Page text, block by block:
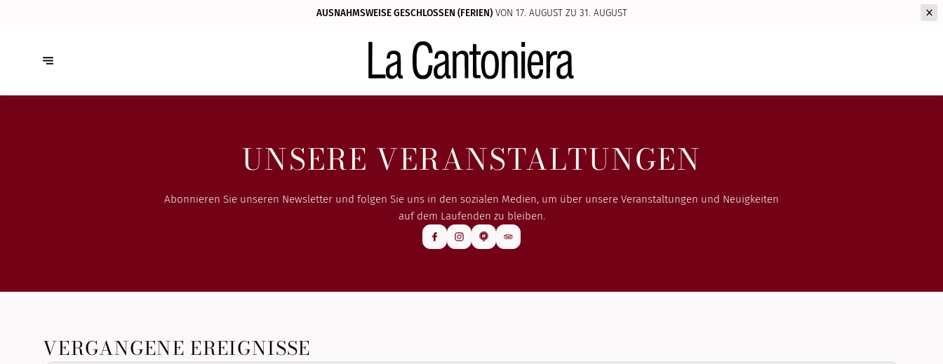
AUSNAHMSWEISE GESCHLOSSEN (FERIEN)VON 17. AUGUST ZU 31. AUGUST
UNSERE VERANSTALTUNGEN
Abonnieren Sie unseren Newsletter und folgen Sie uns in den sozialen Medien, um über unsere Veranstaltungen und Neuigkeiten
auf dem Laufenden zu bleiben.
VERGANGENE EREIGNISSE